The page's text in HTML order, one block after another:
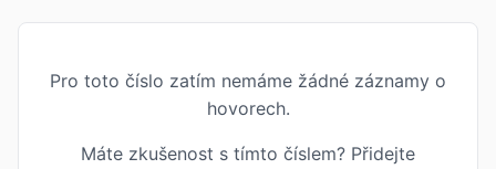
Pro toto číslo zatím nemáme žádné záznamy o
hovorech.
Máte zkušenost s tímto číslem? Přidejte